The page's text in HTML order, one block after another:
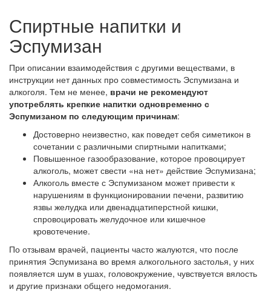
Спиртные напитки и
Эспумизан
При описании взаимодействия с другими веществами, в
инструкции нет данных про совместимость Эспумизана и
алкоголя. Тем не менее, врачи не рекомендуют
употреблять крепкие напитки одновременно с
Эспумизаном по следующим причинам:
Достоверно неизвестно, как поведет себя симетикон в
сочетании с различными спиртными напитками;
Повышенное газообразование, которое провоцирует
алкоголь, может свести «на нет» действие Эспумизана;
Алкоголь вместе с Эспумизаном может привести к
нарушениям в функционировании печени, развитию
язвы желудка или двенадцатиперстной кишки,
спровоцировать желудочное или кишечное
кровотечение.
По отзывам врачей, пациенты часто жалуются, что после
принятия Эспумизана во время алкогольного застолья, у них
появляется шум в ушах, головокружение, чувствуется вялость
и другие признаки общего недомогания.